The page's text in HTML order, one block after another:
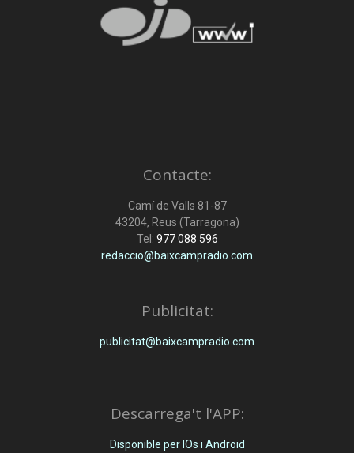
Contacte:
Camí de Valls 81-87
43204, Reus (Tarragona)
Tel: 977 088 596
redaccio@baixcampradio.com
Publicitat:
publicitat@baixcampradio.com
Descarrega't l'APP:
Disponible per IOs i Android